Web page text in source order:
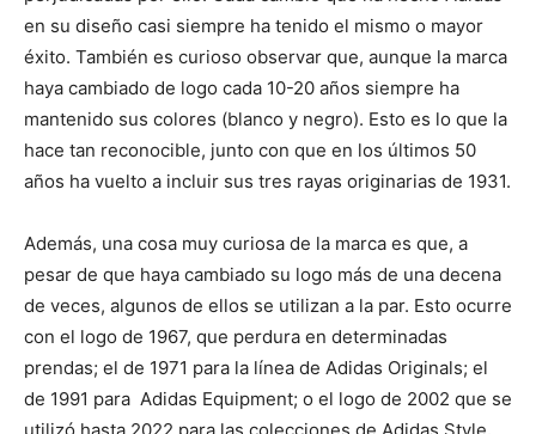
en su diseño casi siempre ha tenido el mismo o mayor
éxito. También es curioso observar que, aunque la marca
haya cambiado de logo cada 10-20 años siempre ha
mantenido sus colores (blanco y negro). Esto es lo que la
hace tan reconocible, junto con que en los últimos 50
años ha vuelto a incluir sus tres rayas originarias de 1931.
Además, una cosa muy curiosa de la marca es que, a
pesar de que haya cambiado su logo más de una decena
de veces, algunos de ellos se utilizan a la par. Esto ocurre
con el logo de 1967, que perdura en determinadas
prendas; el de 1971 para la línea de Adidas Originals; el
de 1991 para Adidas Equipment; o el logo de 2002 que se
utilizó hasta 2022 para las colecciones de Adidas Style.